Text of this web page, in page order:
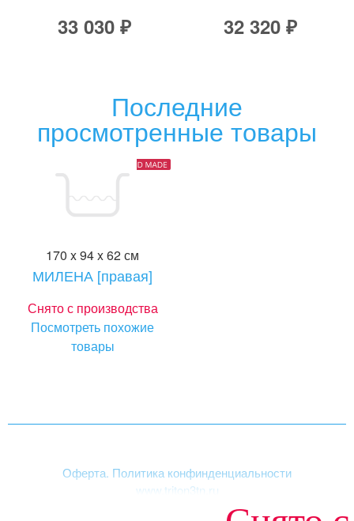
33 030 ₽ 32 320 ₽
Последние
просмотренные товары
170 x 94 x 62 см
МИЛЕНА [правая]
Снято с производства
Посмотреть похожие
товары
Оферта. Политика конфинденциальности
www.triton3tn.ru
Акриловые ванны